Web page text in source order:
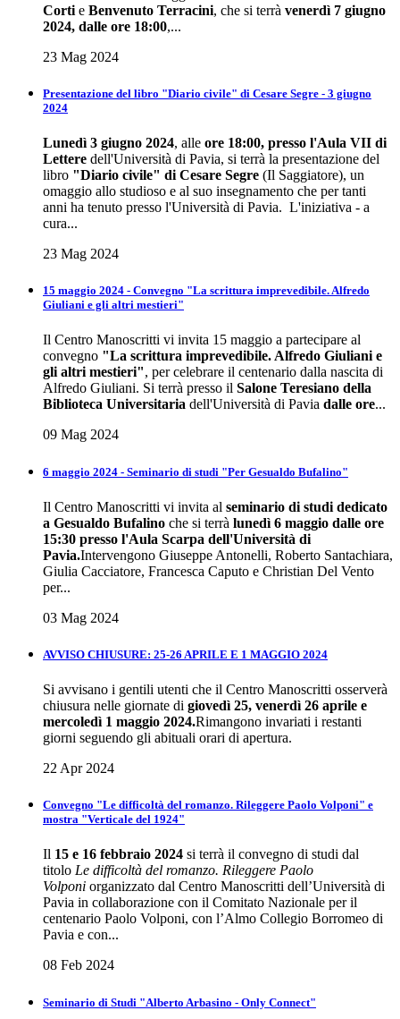
Corti e Benvenuto Terracini, che si terrà venerdì 7 giugno
2024, dalle ore 18:00,...
23 Mag 2024
Presentazione del libro "Diario civile" di Cesare Segre - 3 giugno
2024
Lunedì 3 giugno 2024, alle ore 18:00, presso l'Aula VII di
Lettere dell'Università di Pavia, si terrà la presentazione del
libro "Diario civile" di Cesare Segre (Il Saggiatore), un
omaggio allo studioso e al suo insegnamento che per tanti
anni ha tenuto presso l'Università di Pavia. L'iniziativa - a
cura...
23 Mag 2024
15 maggio 2024 - Convegno "La scrittura imprevedibile. Alfredo
Giuliani e gli altri mestieri"
Il Centro Manoscritti vi invita 15 maggio a partecipare al
convegno "La scrittura imprevedibile. Alfredo Giuliani e
gli altri mestieri", per celebrare il centenario dalla nascita di
Alfredo Giuliani. Si terrà presso il Salone Teresiano della
Biblioteca Universitaria dell'Università di Pavia dalle ore...
09 Mag 2024
6 maggio 2024 - Seminario di studi "Per Gesualdo Bufalino"
Il Centro Manoscritti vi invita al seminario di studi dedicato
a Gesualdo Bufalino che si terrà lunedì 6 maggio dalle ore
15:30 presso l'Aula Scarpa dell'Università di
Pavia.Intervengono Giuseppe Antonelli, Roberto Santachiara,
Giulia Cacciatore, Francesca Caputo e Christian Del Vento
per...
03 Mag 2024
AVVISO CHIUSURE: 25-26 APRILE E 1 MAGGIO 2024
Si avvisano i gentili utenti che il Centro Manoscritti osserverà
chiusura nelle giornate di giovedì 25, venerdì 26 aprile e
mercoledì 1 maggio 2024.Rimangono invariati i restanti
giorni seguendo gli abituali orari di apertura.
22 Apr 2024
Convegno "Le difficoltà del romanzo. Rileggere Paolo Volponi" e
mostra "Verticale del 1924"
Il 15 e 16 febbraio 2024 si terrà il convegno di studi dal
titolo Le difficoltà del romanzo. Rileggere Paolo
Volponi organizzato dal Centro Manoscritti dell’Università di
Pavia in collaborazione con il Comitato Nazionale per il
centenario Paolo Volponi, con l’Almo Collegio Borromeo di
Pavia e con...
08 Feb 2024
Seminario di Studi "Alberto Arbasino - Only Connect"